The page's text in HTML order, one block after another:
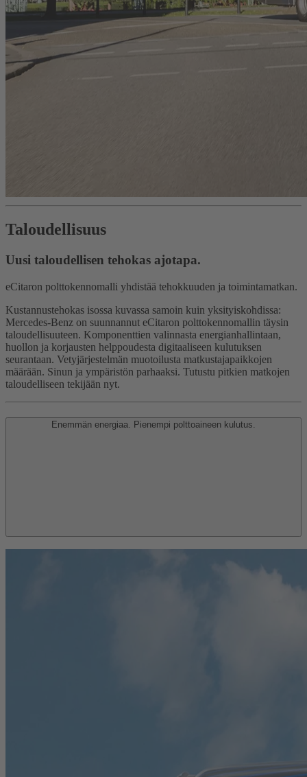
Taloudellisuus
Uusi taloudellisen tehokas ajotapa.
eCitaron polttokennomalli yhdistää tehokkuuden ja toimintamatkan.
Kustannustehokas isossa kuvassa samoin kuin yksityiskohdissa:
Mercedes-Benz on suunnannut eCitaron polttokennomallin täysin
taloudellisuuteen. Komponenttien valinnasta energianhallintaan,
huollon ja korjausten helppoudesta digitaaliseen kulutuksen
seurantaan. Vetyjärjestelmän muotoilusta matkustajapaikkojen
määrään. Sinun ja ympäristön parhaaksi. Tutustu pitkien matkojen
taloudelliseen tekijään nyt.
Enemmän energiaa. Pienempi polttoaineen kulutus.